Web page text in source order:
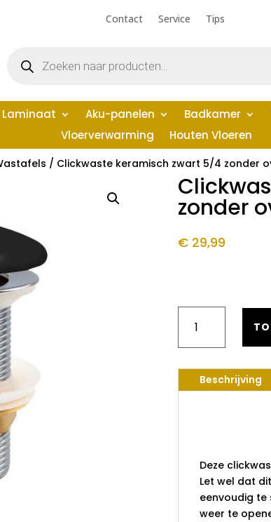
Contact Service Tips
zoeken
Laminaat Aku-panelen Badkamer
Vloerverwarming
Houten Vloeren
/ Clickwaste keramisch zwart 5/4 zonder
zonder
€29,99
KERAMISCH
5/4
OVERLOOP
AANTAL
Beschrijving
Deze
Let wel dat
eenvoudig te
weer te